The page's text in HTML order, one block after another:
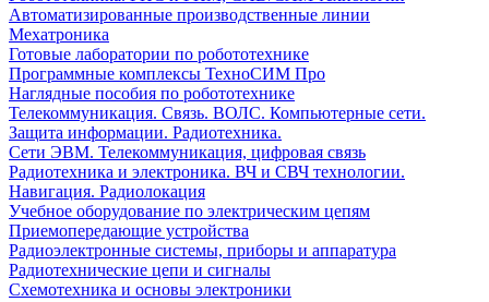
Автоматизированные производственные линии
Мехатроника
Готовые лаборатории по робототехнике
Программные комплексы ТехноСИМ Про
Наглядные пособия по робототехнике
Телекоммуникация. Связь. ВОЛС. Компьютерные сети.
Защита информации. Радиотехника.
Сети ЭВМ. Телекоммуникация, цифровая связь
Радиотехника и электроника. ВЧ и СВЧ технологии.
Навигация. Радиолокация
Учебное оборудование по электрическим цепям
Приемопередающие устройства
Радиоэлектронные системы, приборы и аппаратура
Радиотехнические цепи и сигналы
Схемотехника и основы электроники